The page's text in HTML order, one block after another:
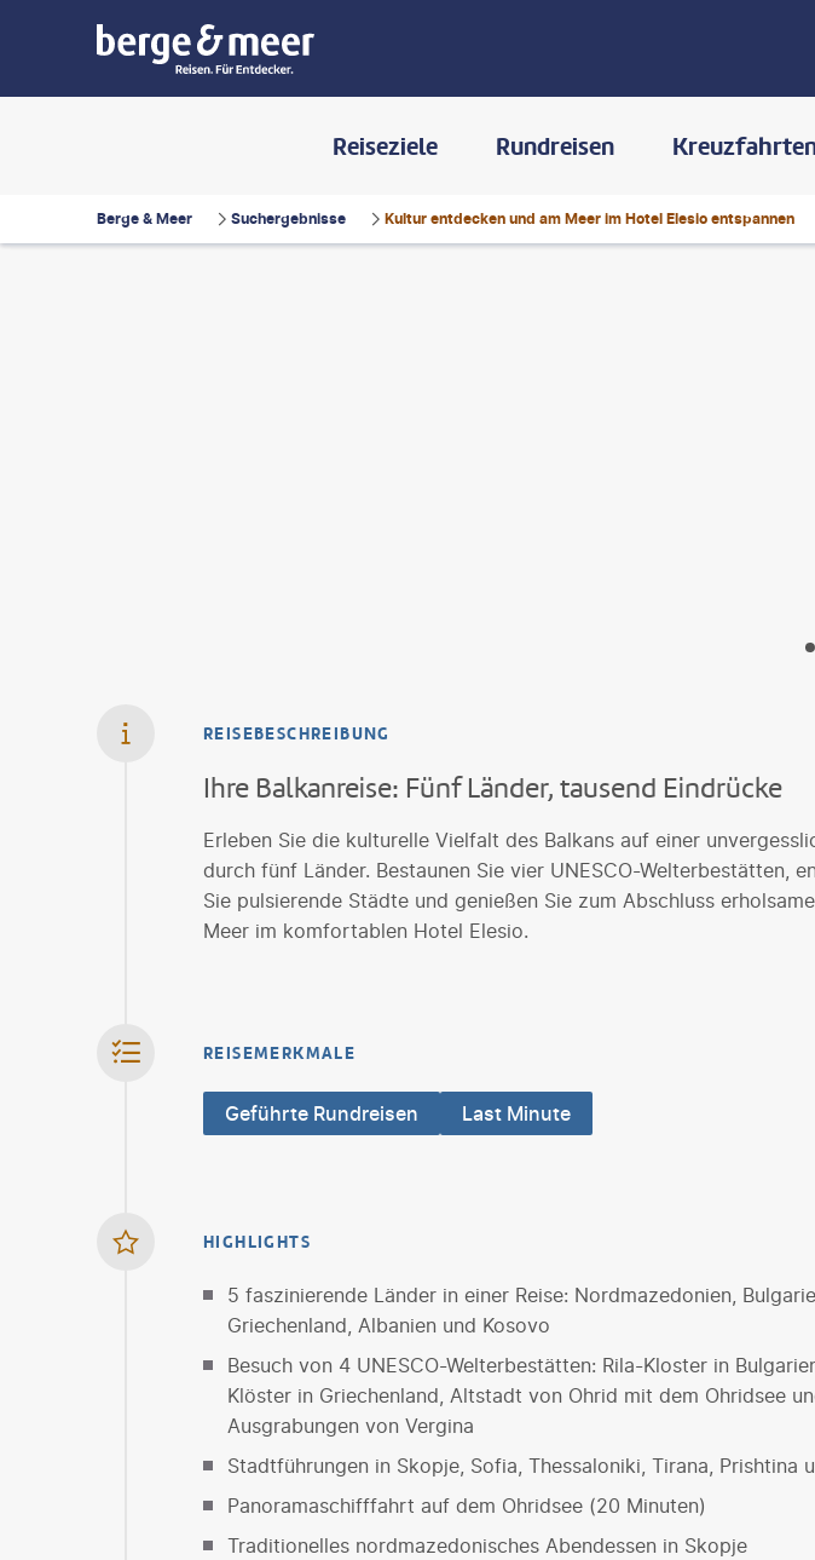
Reiseziele Rundreisen
Berge & Meer Suchergebnisse Kultur entdecken und am Meer im Hotel Elesio entspannen
REISEBESCHREIBUNG
Ihre Balkanreise: Fünf Länder, tausend Eindrücke
Erleben Sie die kulturelle Vielfalt des Balkans auf einer
durch fünf Länder. Bestaunen Sie vier UNESCO-Welterbestätten,
Sie pulsierende Städte und genießen Sie zum Abschluss
Meer im komfortablen Hotel Elesio.
REISEMERKMALE
Geführte Rundreisen Last Minute
HIGHLIGHTS
5 faszinierende Länder in einer Reise: Nordmazedonien,
Griechenland, Albanien und Kosovo
Besuch von 4 UNESCO-Welterbestätten: Rila-Kloster in
Klöster in Griechenland, Altstadt von Ohrid mit dem Ohridsee
Ausgrabungen von Vergina
Stadtführungen in Skopje, Sofia, Thessaloniki, Tirana, Prishtina
Panoramaschifffahrt auf dem Ohridsee (20 Minuten)
Traditionelles nordmazedonisches Abendessen in Skopje